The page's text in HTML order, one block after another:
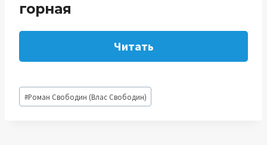
горная
Читать
Метки
записи:
#Роман Свободин (Влас Свободин)